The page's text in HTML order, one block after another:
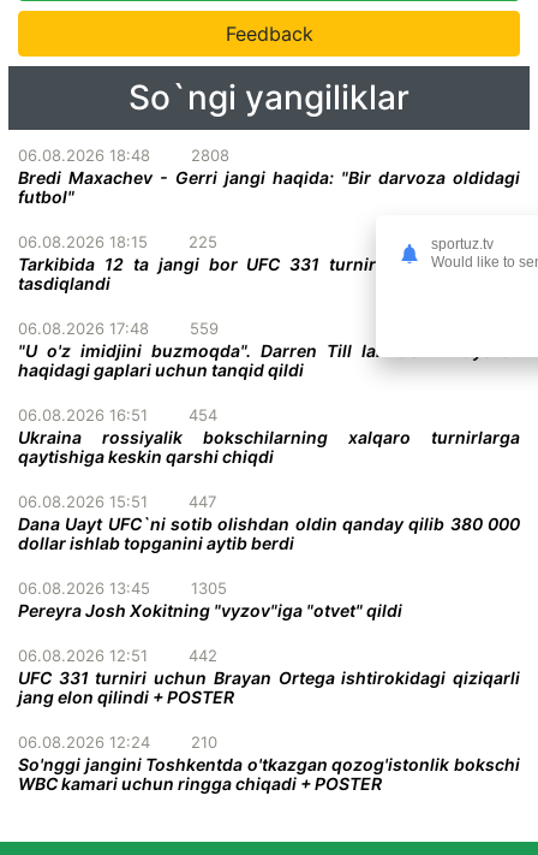
Feedback
So`ngi yangiliklar
06.08.2026 18:48 2808
Bredi Maxachev - Gerri jangi haqida: "Bir darvoza oldidagi
futbol"
06.08.2026 18:15 225
Tarkibida 12 ta jangi bor UFC 331 turnirining to'liq kardi
tasdiqlandi
06.08.2026 17:48 559
"U o'z imidjini buzmoqda". Darren Till Ian Gerrini ayollar
haqidagi gaplari uchun tanqid qildi
06.08.2026 16:51 454
Ukraina rossiyalik bokschilarning xalqaro turnirlarga
qaytishiga keskin qarshi chiqdi
06.08.2026 15:51 447
Dana Uayt UFC`ni sotib olishdan oldin qanday qilib 380 000
dollar ishlab topganini aytib berdi
06.08.2026 13:45 1305
Pereyra Josh Xokitning "vyzov"iga "otvet" qildi
06.08.2026 12:51 442
UFC 331 turniri uchun Brayan Ortega ishtirokidagi qiziqarli
jang elon qilindi + POSTER
06.08.2026 12:24 210
So'nggi jangini Toshkentda o'tkazgan qozog'istonlik bokschi
WBC kamari uchun ringga chiqadi + POSTER
sportuz.tv
Would like to